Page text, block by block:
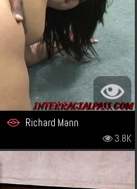
Richard Mann
3.8K